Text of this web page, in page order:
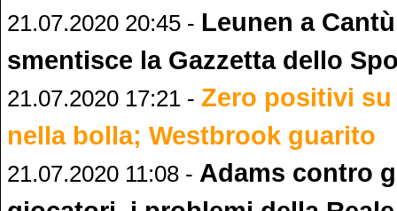
21.07.2020 20:45 - Leunen a
smentisce la Gazzetta dello
21.07.2020 17:21 - Zero positivi su
nella bolla; Westbrook guarito
21.07.2020 11:08 - Adams contro